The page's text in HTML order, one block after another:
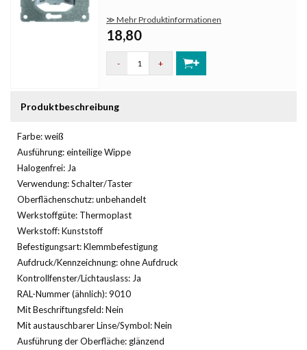
≫ Mehr Produktinformationen
18,80
- +
Produktbeschreibung
Farbe: weiß
Ausführung: einteilige Wippe
Halogenfrei: Ja
Verwendung: Schalter/Taster
Oberflächenschutz: unbehandelt
Werkstoffgüte: Thermoplast
Werkstoff: Kunststoff
Befestigungsart: Klemmbefestigung
Aufdruck/Kennzeichnung: ohne Aufdruck
Kontrollfenster/Lichtauslass: Ja
RAL-Nummer (ähnlich): 9010
Mit Beschriftungsfeld: Nein
Mit austauschbarer Linse/Symbol: Nein
Ausführung der Oberfläche: glänzend